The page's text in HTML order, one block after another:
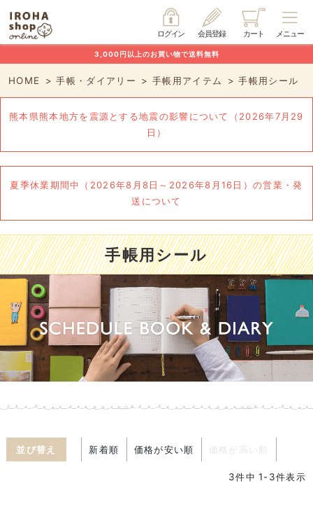
メニュー
カート
会員登録
ログイン
3,000円以上のお買い物で送料無料
HOME 手帳・ダイアリー 手帳用アイテム 手帳用シール
熊本県熊本地方を震源とする地震の影響について（2026年7月29
日）
夏季休業期間中（2026年8月8日～2026年8月16日）の営業・発
送について
手帳用シール
並び替え 新着順 価格が安い順 価格が高い順
3件中 1-3件表示